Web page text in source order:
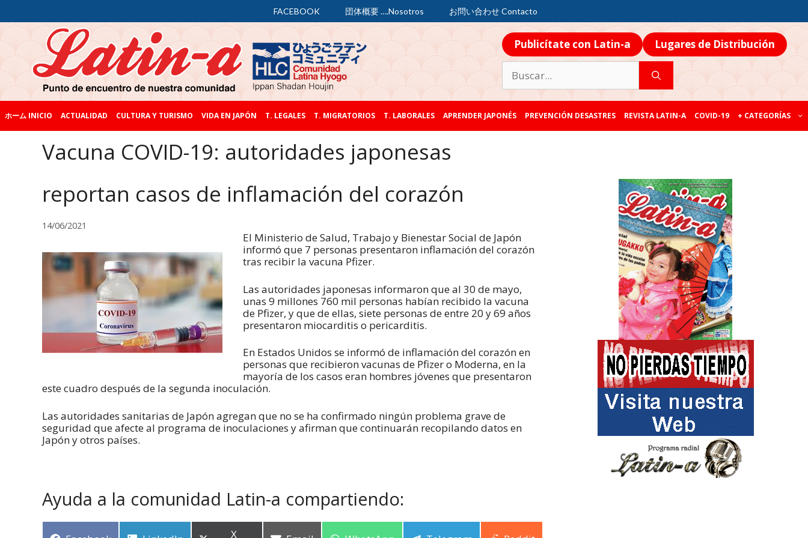
FACEBOOK 団体概要 ….Nosotros お問い合わせ Contacto
Publicítate con Latin-a Lugares de Distribución
ホーム INICIO ACTUALIDAD CULTURA Y TURISMO VIDA EN JAPÓN T. LEGALES T. MIGRATORIOS T. LABORALES APRENDER JAPONÉS PREVENCIÓN DESASTRES REVISTA LATIN-A COVID-19 + CATEGORÍAS
Vacuna COVID-19: autoridades japonesas
reportan casos de inflamación del corazón
14/06/2021
El Ministerio de Salud, Trabajo y Bienestar Social de Japón
informó que 7 personas presentaron inflamación del corazón
tras recibir la vacuna Pfizer.
Las autoridades japonesas informaron que al 30 de mayo,
unas 9 millones 760 mil personas habían recibido la vacuna
de Pfizer, y que de ellas, siete personas de entre 20 y 69 años
presentaron miocarditis o pericarditis.
En Estados Unidos se informó de inflamación del corazón en
personas que recibieron vacunas de Pfizer o Moderna, en la
mayoría de los casos eran hombres jóvenes que presentaron
este cuadro después de la segunda inoculación.
Las autoridades sanitarias de Japón agregan que no se ha confirmado ningún problema grave de
seguridad que afecte al programa de inoculaciones y afirman que continuarán recopilando datos en
Japón y otros países.
Ayuda a la comunidad Latin-a compartiendo:
X